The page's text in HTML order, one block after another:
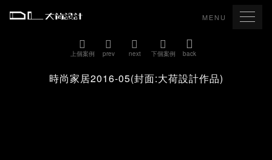
MENU
上個案例 prev next 下個案例 back
時尚家居2016-05(封面:大荷設計作品)